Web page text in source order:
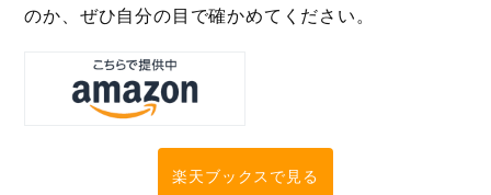
のか、ぜひ自分の目で確かめてください。
楽天ブックスで見る